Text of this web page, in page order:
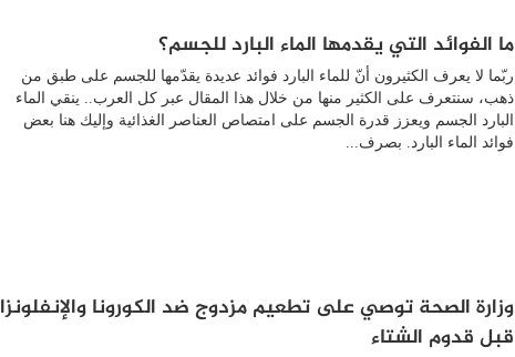
ما الفوائد التي يقدمها الماء البارد للجسم؟
ربّما لا يعرف الكثيرون أنّ للماء البارد فوائد عديدة يقدّمها للجسم على طبق من
ذهب، سنتعرف على الكثير منها من خلال هذا المقال عبر كل العرب.. ينقي الماء
البارد الجسم ويعزز قدرة الجسم على امتصاص العناصر الغذائية وإليك هنا بعض
فوائد الماء البارد. بصرف...
وزارة الصحة توصي على تطعيم مزدوج ضد الكورونا والإنفلونزا
قبل قدوم الشتاء